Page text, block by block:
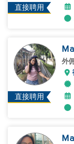
直接聘用
直接聘用
外